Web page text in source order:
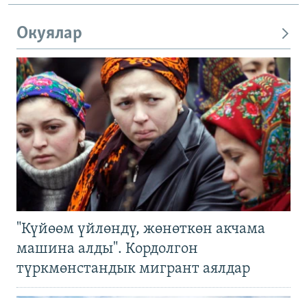
Окуялар
"Күйөөм үйлөндү, жөнөткөн акчама
машина алды". Кордолгон
түркмөнстандык мигрант аялдар